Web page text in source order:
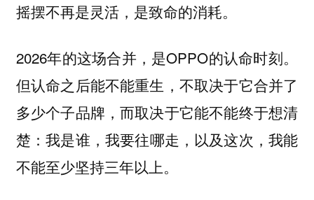
摇摆不再是灵活，是致命的消耗。
2026年的这场合并，是OPPO的认命时刻。
但认命之后能不能重生，不取决于它合并了
多少个子品牌，而取决于它能不能终于想清
楚：我是谁，我要往哪走，以及这次，我能
不能至少坚持三年以上。